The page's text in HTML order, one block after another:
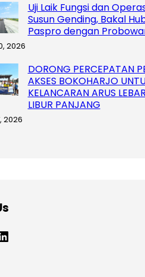
Uji Laik Fungsi dan
Susun Gending, Bakal
Paspro dengan
2026
DORONG PERCEPATAN
AKSES BOKOHARJO
KELANCARAN ARUS
LIBUR PANJANG
2026